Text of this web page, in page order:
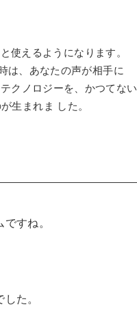
使えるようになります。
は、あなたの声が相手に
クノロジーを、かつてない
生まれま した。
すね。
た。